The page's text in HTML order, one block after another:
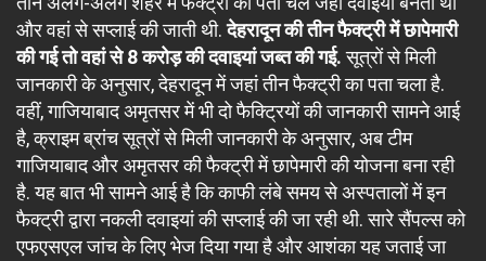
और वहां से सप्लाई की जाती थी.देहरादून की तीन फैक्ट्री में छापेमारी
की गई तो वहां से 8 करोड़ की दवाइयां जब्त की गई.सूत्रों से मिली
जानकारी के अनुसार, देहरादून में जहां तीन फैक्ट्री का पता चला है.
वहीं, गाजियाबाद अमृतसर में भी दो फैक्ट्रियों की जानकारी सामने आई
है, क्राइम ब्रांच सूत्रों से मिली जानकारी के अनुसार, अब टीम
गाजियाबाद और अमृतसर की फैक्ट्री में छापेमारी की योजना बना रही
है. यह बात भी सामने आई है कि काफी लंबे समय से अस्पतालों में इन
फैक्ट्री द्वारा नकली दवाइयां की सप्लाई की जा रही थी. सारे सैंपल्स को
एफएसएल जांच के लिए भेज दिया गया है और आशंका यह जताई जा